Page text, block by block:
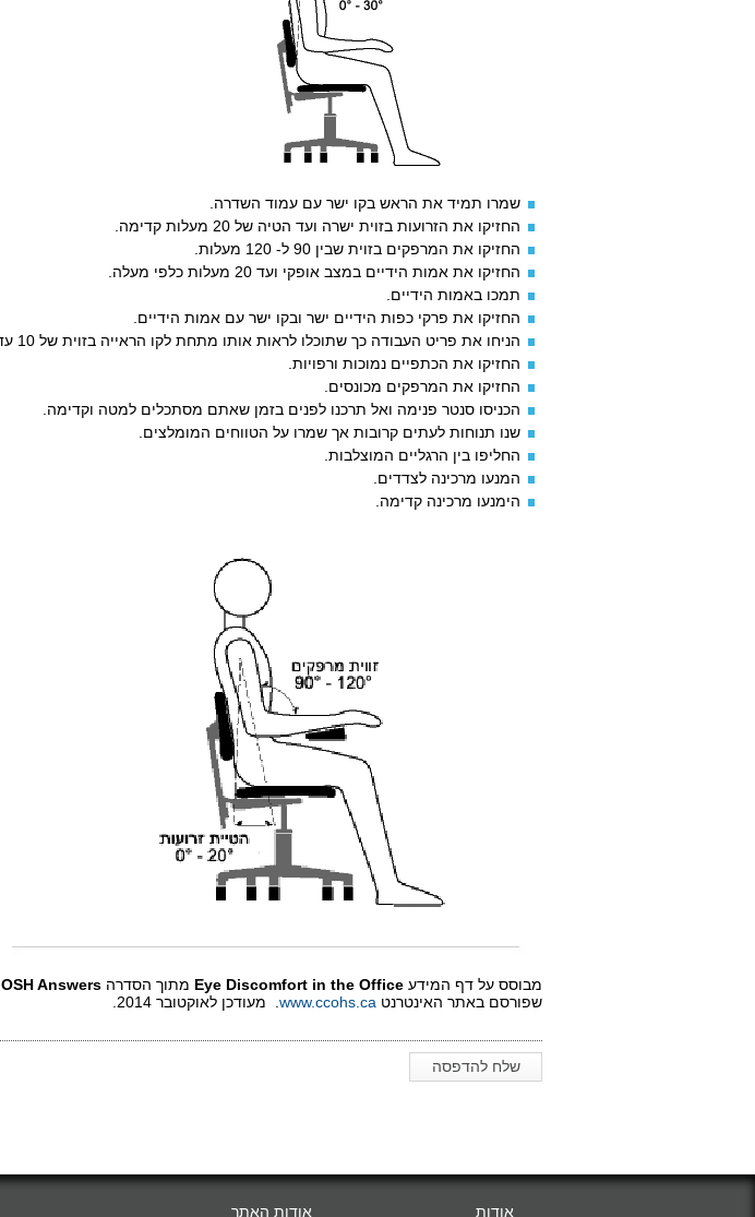
שמרו תמיד את הראש בקו ישר עם עמוד השדרה.
החזיקו את הזרועות בזוית ישרה ועד הטיה של 20 מעלות קדימה.
החזיקו את המרפקים בזוית שבין 90 ל- 120 מעלות.
החזיקו את אמות הידיים במצב אופקי ועד 20 מעלות כלפי מעלה.
תמכו באמות הידיים.
החזיקו את פרקי כפות הידיים ישר ובקו ישר עם אמות הידיים.
הניחו את פריט העבודה כך שתוכלו לראות אותו מתחת לקו הראייה בזוית של 10 עד 30 מעלות.
החזיקו את הכתפיים נמוכות ורפויות.
החזיקו את המרפקים מכונסים.
הכניסו סנטר פנימה ואל תרכנו לפנים בזמן שאתם מסתכלים למטה וקדימה.
שנו תנוחות לעתים קרובות אך שמרו על הטווחים המומלצים.
החליפו בין הרגליים המוצלבות.
המנעו מרכינה לצדדים.
הימנעו מרכינה קדימה.
מבוסס על דף המידע Eye Discomfort in the Office מתוך הסדרה OSH Answers
שפורסם באתר האינטרנט www.ccohs.ca . מעודכן לאוקטובר 2014
שלח להדפסה
אודות אודות האתר